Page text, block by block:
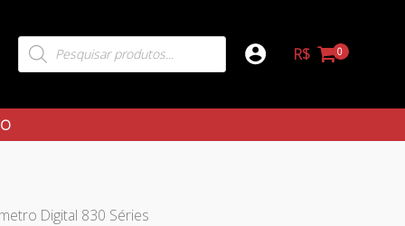
R$
Digital 830 Séries